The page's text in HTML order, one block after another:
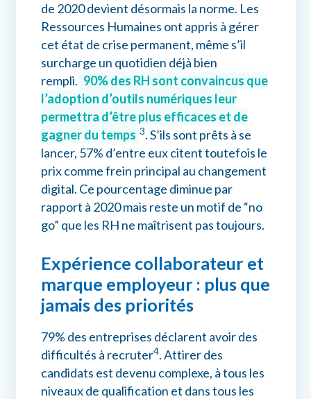
de 2020 devient désormais la norme. Les
Ressources Humaines ont appris à gérer
cet état de crise permanent, même s’il
surcharge un quotidien déjà bien
rempli. 90% des RH sont convaincus que
l’adoption d’outils numériques leur
permettra d’être plus efficaces et de
gagner du temps 3. S’ils sont prêts à se
lancer, 57% d’entre eux citent toutefois le
prix comme frein principal au changement
digital. Ce pourcentage diminue par
rapport à 2020 mais reste un motif de “no
go” que les RH ne maîtrisent pas toujours.
Expérience collaborateur et
marque employeur : plus que
jamais des priorités
79% des entreprises déclarent avoir des
difficultés à recruter4. Attirer des
candidats est devenu complexe, à tous les
niveaux de qualification et dans tous les